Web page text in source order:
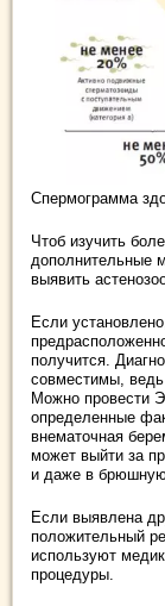
Спермограмма
Чтоб изучить
дополнительные
выявить
Если
получится.
совместимы,
Можно провести
определенные
внематочная
может выйти за
и даже в брюшную
Если выявлена
положительный
используют
процедуры.